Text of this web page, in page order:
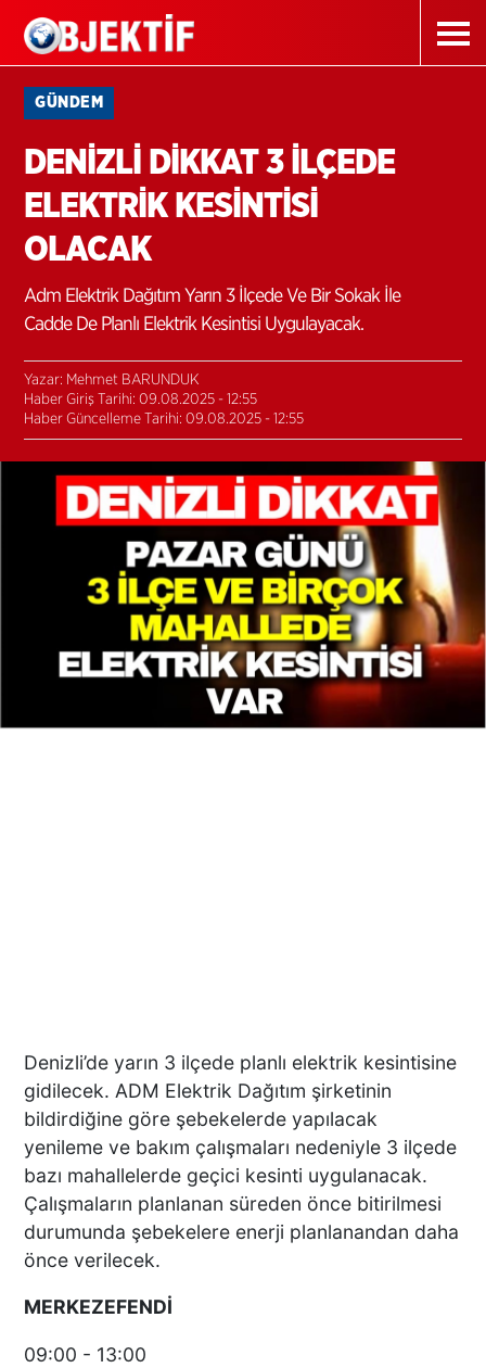
GÜNDEM
DENİZLİ DİKKAT 3 İLÇEDE
ELEKTRİK KESİNTİSİ
OLACAK
Adm Elektrik Dağıtım Yarın 3 İlçede Ve Bir Sokak İle
Cadde De Planlı Elektrik Kesintisi Uygulayacak.
Yazar: Mehmet BARUNDUK
Haber Giriş Tarihi: 09.08.2025 - 12:55
Haber Güncelleme Tarihi: 09.08.2025 - 12:55
Denizli’de yarın 3 ilçede planlı elektrik kesintisine
gidilecek. ADM Elektrik Dağıtım şirketinin
bildirdiğine göre şebekelerde yapılacak
yenileme ve bakım çalışmaları nedeniyle 3 ilçede
bazı mahallelerde geçici kesinti uygulanacak.
Çalışmaların planlanan süreden önce bitirilmesi
durumunda şebekelere enerji planlanandan daha
önce verilecek.
MERKEZEFENDİ
09:00 - 13:00